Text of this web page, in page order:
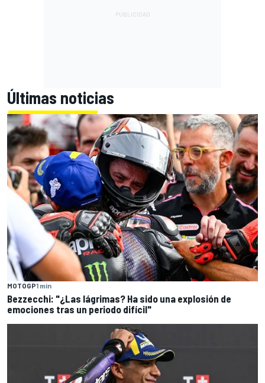
Últimas noticias
MOTOGP1 min
Bezzecchi: "¿Las lágrimas? Ha sido una explosión de
emociones tras un periodo difícil"